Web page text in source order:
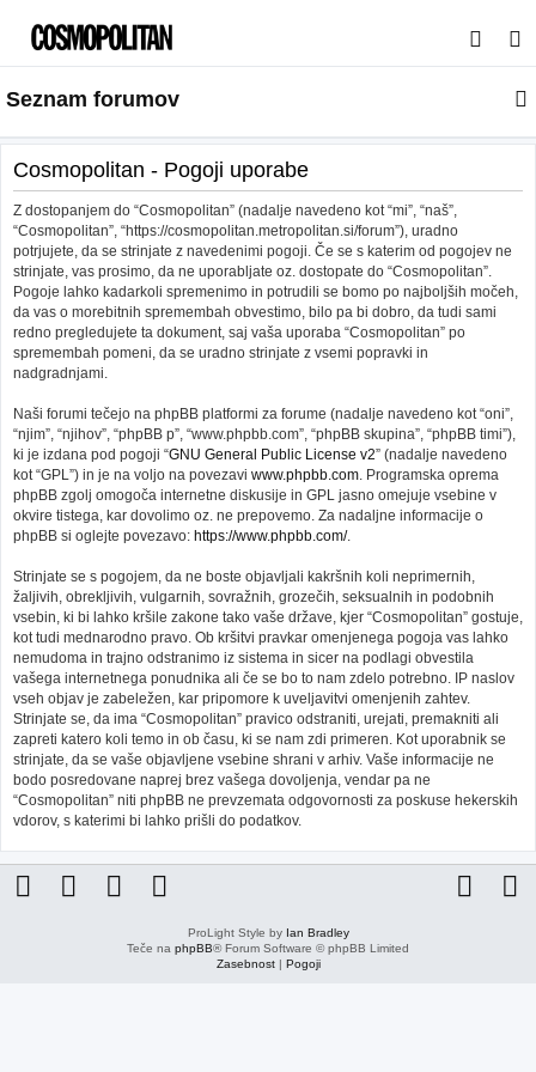
s
a
j
Seznam forumov
Cosmopolitan - Pogoji uporabe
Z dostopanjem do “Cosmopolitan” (nadalje navedeno kot “mi”, “naš”,
“Cosmopolitan”, “https://cosmopolitan.metropolitan.si/forum”), uradno
potrjujete, da se strinjate z navedenimi pogoji. Če se s katerim od pogojev ne
strinjate, vas prosimo, da ne uporabljate oz. dostopate do “Cosmopolitan”.
Pogoje lahko kadarkoli spremenimo in potrudili se bomo po najboljših močeh,
da vas o morebitnih spremembah obvestimo, bilo pa bi dobro, da tudi sami
redno pregledujete ta dokument, saj vaša uporaba “Cosmopolitan” po
spremembah pomeni, da se uradno strinjate z vsemi popravki in
nadgradnjami.
Naši forumi tečejo na phpBB platformi za forume (nadalje navedeno kot “oni”,
“njim”, “njihov”, “phpBB p”, “www.phpbb.com”, “phpBB skupina”, “phpBB timi”),
ki je izdana pod pogoji “GNU General Public License v2” (nadalje navedeno
kot “GPL”) in je na voljo na povezavi www.phpbb.com. Programska oprema
phpBB zgolj omogoča internetne diskusije in GPL jasno omejuje vsebine v
okvire tistega, kar dovolimo oz. ne prepovemo. Za nadaljne informacije o
phpBB si oglejte povezavo: https://www.phpbb.com/.
Strinjate se s pogojem, da ne boste objavljali kakršnih koli neprimernih,
žaljivih, obrekljivih, vulgarnih, sovražnih, grozečih, seksualnih in podobnih
vsebin, ki bi lahko kršile zakone tako vaše države, kjer “Cosmopolitan” gostuje,
kot tudi mednarodno pravo. Ob kršitvi pravkar omenjenega pogoja vas lahko
nemudoma in trajno odstranimo iz sistema in sicer na podlagi obvestila
vašega internetnega ponudnika ali če se bo to nam zdelo potrebno. IP naslov
vseh objav je zabeležen, kar pripomore k uveljavitvi omenjenih zahtev.
Strinjate se, da ima “Cosmopolitan” pravico odstraniti, urejati, premakniti ali
zapreti katero koli temo in ob času, ki se nam zdi primeren. Kot uporabnik se
strinjate, da se vaše objavljene vsebine shrani v arhiv. Vaše informacije ne
bodo posredovane naprej brez vašega dovoljenja, vendar pa ne
“Cosmopolitan” niti phpBB ne prevzemata odgovornosti za poskuse hekerskih
vdorov, s katerimi bi lahko prišli do podatkov.
ProLight Style by Ian Bradley
Teče na phpBB® Forum Software © phpBB Limited
Zasebnost| Pogoji